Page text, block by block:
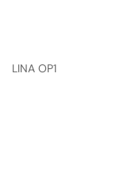
LINA OP1